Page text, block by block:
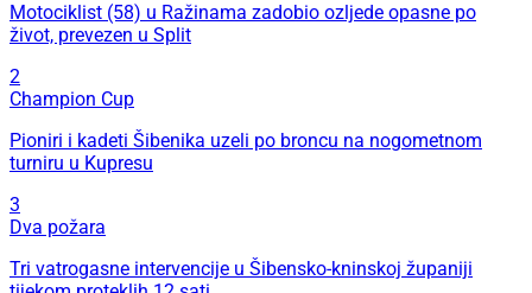
Motociklist (58) u Ražinama zadobio ozljede opasne po
život, prevezen u Split
2
Champion Cup
Pioniri i kadeti Šibenika uzeli po broncu na nogometnom
turniru u Kupresu
3
Dva požara
Tri vatrogasne intervencije u Šibensko-kninskoj županiji